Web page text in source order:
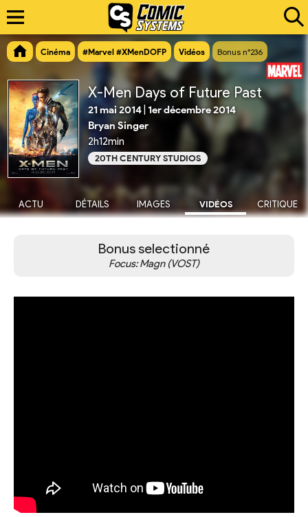
Cinéma #Marvel #XMenDOFP Vidéos Bonus n°236
X-Men Days of Future Past
21 mai 2014 1er décembre 2014
Bryan Singer
2h12min
20TH CENTURY STUDIOS
ACTU DÉTAILS IMAGES VIDÉOS CRITIQUE
Bonus selectionné
Focus: Magn (VOST)